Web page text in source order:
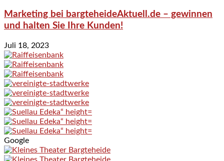
Marketing bei bargteheideAktuell.de – gewinnen
und halten Sie Ihre Kunden!
Juli 18, 2023
Google